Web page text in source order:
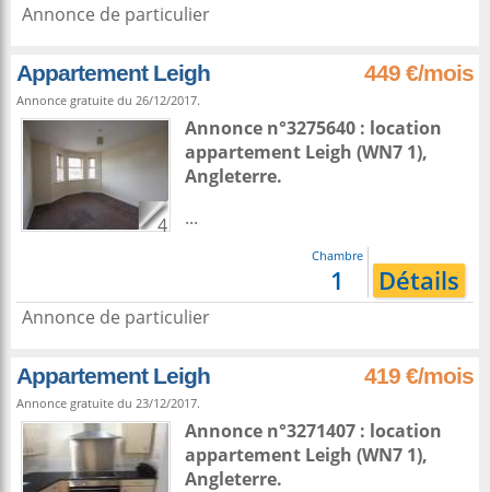
Annonce de particulier
Appartement Leigh 449 €/mois
Annonce gratuite du 26/12/2017.
4
Annonce n°3275640 : location
appartement Leigh (WN7 1),
Angleterre.
...
Chambre
1 Détails
Annonce de particulier
Appartement Leigh 419 €/mois
Annonce gratuite du 23/12/2017.
Annonce n°3271407 : location
appartement Leigh (WN7 1),
Angleterre.